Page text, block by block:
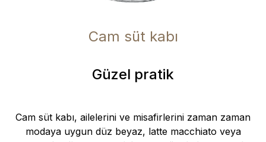
Cam süt kabı
Güzel pratik
Cam süt kabı, ailelerini ve misafirlerini zaman zaman
modaya uygun düz beyaz, latte macchiato veya